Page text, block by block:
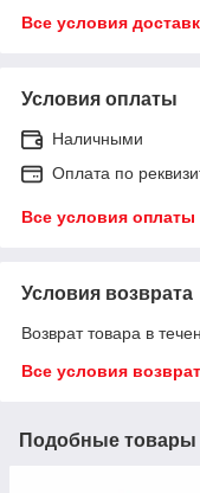
Все условия
Условия оплаты
Наличными
Оплата по
Все условия оплаты
Условия возврата
Возврат товара в
Все условия
Подобные товары